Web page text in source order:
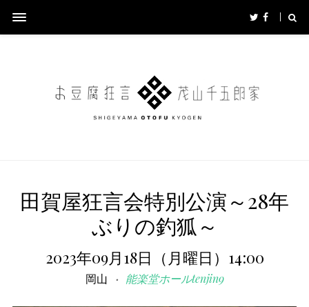
田賀屋狂言会特別公演～28年
ぶりの釣狐～
2023年09月18日（月曜日）14:00
岡山 能楽堂ホールtenjin9